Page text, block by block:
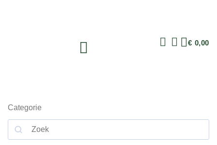
€ 0,00
Categorie